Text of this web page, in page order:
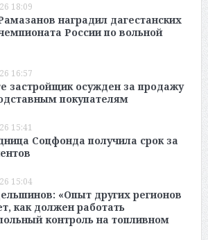
18:09
наградил дагестанских
России по вольной
16:57
застройщик осужден за продажу
покупателям
15:41
Соцфонда получила срок за
15:04
«Опыт других регионов
как должен работать
контроль на топливном